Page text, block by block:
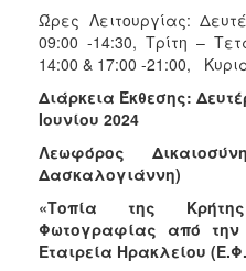
Ώρες Λειτουργίας:
09:00 -14:30, Τρίτη –
14:00 & 17:00 -21:00,
Διάρκεια Έκθεσης:
Ιουνίου 2024
Λεωφόρος
Δασκαλογιάννη)
«Τοπία της
Φωτογραφίας από την
Εταιρεία Ηρακλείου